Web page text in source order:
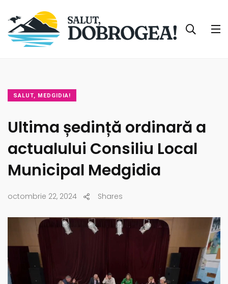
SALUT, MEDGIDIA!
Ultima ședință ordinară a
actualului Consiliu Local
Municipal Medgidia
octombrie 22, 2024 Shares